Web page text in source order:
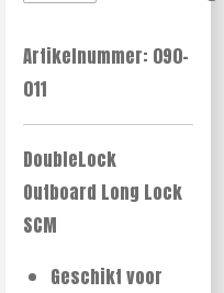
Artikelnummer: 090-
011
DoubleLock
Outboard Long Lock
SCM
Geschikt voor